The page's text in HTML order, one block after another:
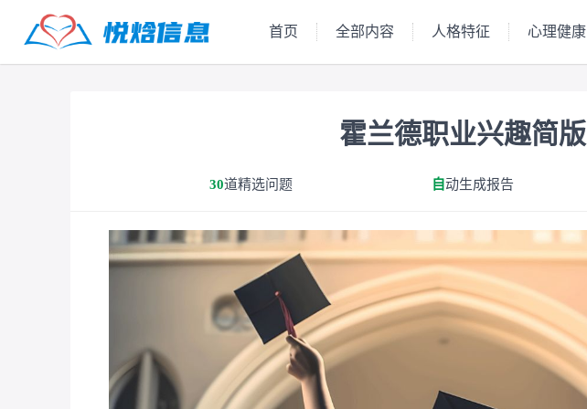
首页 全部内容 人格特征 心理健康
霍兰德职业兴趣简版
30道精选问题 自动生成报告